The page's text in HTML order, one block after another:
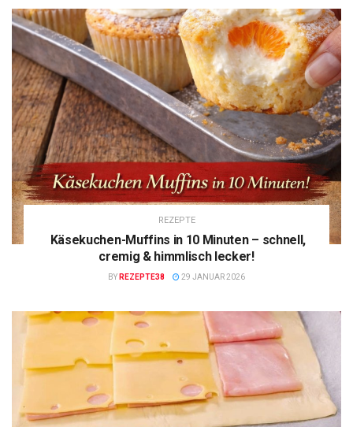
REZEPTE
Käsekuchen-Muffins in 10 Minuten – schnell,
cremig & himmlisch lecker!
BY REZEPTE38 29 JANUAR 2026